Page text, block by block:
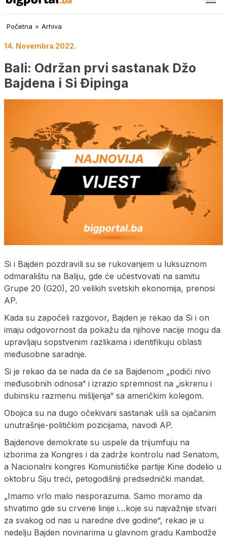
Početna » Arhiva
14. Novembra 2022.
Bali: Održan prvi sastanak Džo
Bajdena i Si Đipinga
Si i Bajden pozdravili su se rukovanjem u luksuznom
odmaralištu na Baliju, gde će učestvovati na samitu
Grupe 20 (G20), 20 velikih svetskih ekonomija, prenosi
AP.
Kada su započeli razgovor, Bajden je rekao da Si i on
imaju odgovornost da pokažu da njihove nacije mogu da
upravljaju sopstvenim razlikama i identifikuju oblasti
međusobne saradnje.
Si je rekao da se nada da će sa Bajdenom „podići nivo
međusobnih odnosa“ i izrazio spremnost na „iskrenu i
dubinsku razmenu mišljenja“ sa američkim kolegom.
Obojica su na dugo očekivani sastanak ušli sa ojačanim
unutrašnje-političkim pozicijama, navodi AP.
Bajdenove demokrate su uspele da trijumfuju na
izborima za Kongres i da zadrže kontrolu nad Senatom,
a Nacionalni kongres Komunističke partije Kine dodelio u
oktobru Siju treći, petogodišnji predsednički mandat.
„Imamo vrlo malo nesporazuma. Samo moramo da
shvatimo gde su crvene linije i…koje su najvažnije stvari
za svakog od nas u naredne dve godine“, rekao je u
nedelju Bajden novinarima u glavnom gradu Kambodže